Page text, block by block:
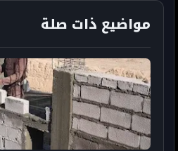
والمستفيد "ميلود مساعد"
برحيل
مواضيع ذات صلة